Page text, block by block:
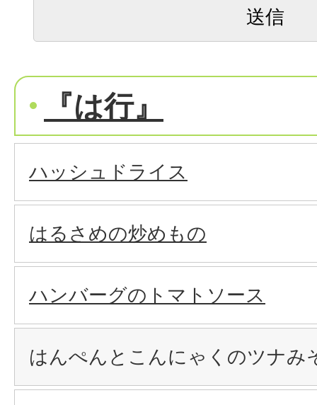
『は行』
ハッシュドライス
はるさめの炒めもの
ハンバーグのトマトソース
はんぺんとこんにゃくのツナみ